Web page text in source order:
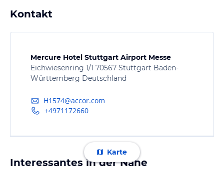
Kontakt
Mercure Hotel Stuttgart Airport Messe
Eichwiesenring 1/1 70567 Stuttgart Baden-
Württemberg Deutschland
H1574@accor.com
+4971172660
Karte
Interessantes in der Nähe